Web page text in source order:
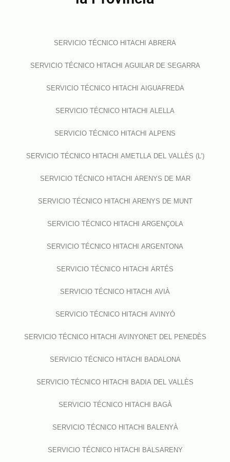
SERVICIO TÉCNICO HITACHI ABRERA
SERVICIO TÉCNICO HITACHI AGUILAR DE SEGARRA
SERVICIO TÉCNICO HITACHI AIGUAFREDA
SERVICIO TÉCNICO HITACHI ALELLA
SERVICIO TÉCNICO HITACHI ALPENS
SERVICIO TÉCNICO HITACHI AMETLLA DEL VALLÈS (L’)
SERVICIO TÉCNICO HITACHI ARENYS DE MAR
SERVICIO TÉCNICO HITACHI ARENYS DE MUNT
SERVICIO TÉCNICO HITACHI ARGENÇOLA
SERVICIO TÉCNICO HITACHI ARGENTONA
SERVICIO TÉCNICO HITACHI ARTÉS
SERVICIO TÉCNICO HITACHI AVIÀ
SERVICIO TÉCNICO HITACHI AVINYÓ
SERVICIO TÉCNICO HITACHI AVINYONET DEL PENEDÈS
SERVICIO TÉCNICO HITACHI BADALONA
SERVICIO TÉCNICO HITACHI BADIA DEL VALLÈS
SERVICIO TÉCNICO HITACHI BAGÀ
SERVICIO TÉCNICO HITACHI BALENYÀ
SERVICIO TÉCNICO HITACHI BALSARENY